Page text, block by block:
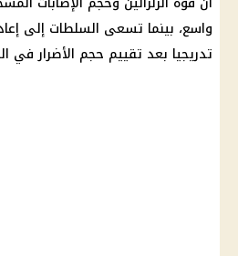
واسع، بينما تسعى السلطات إلى
تدريجيا بعد تقييم حجم الأضرار في